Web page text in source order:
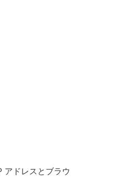
アドレスとブラウ